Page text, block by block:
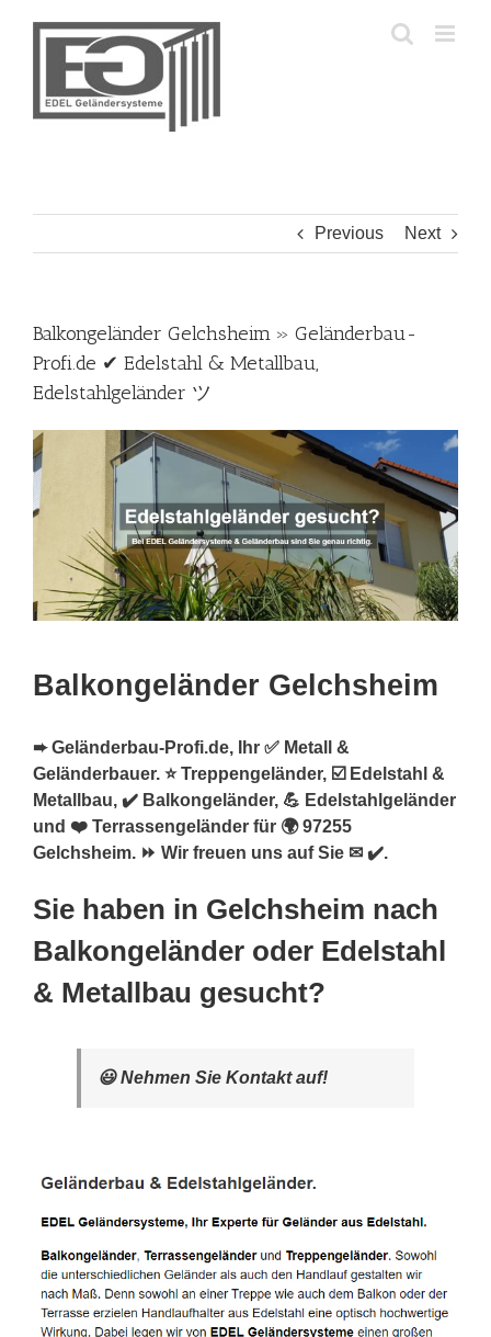
Previous Next
Balkongeländer Gelchsheim » Geländerbau-
Profi.de ✔ Edelstahl & Metallbau,
Edelstahlgeländer ツ
Balkongeländer Gelchsheim
➨ Geländerbau-Profi.de, Ihr ✅ Metall &
Geländerbauer. ⭐ Treppengeländer, ☑️ Edelstahl &
Metallbau, ✔️ Balkongeländer, 💪 Edelstahlgeländer
und ❤️ Terrassengeländer für 🌍 97255
Gelchsheim. ⏩ Wir freuen uns auf Sie ✉ ✔️.
Sie haben in Gelchsheim nach
Balkongeländer oder Edelstahl
& Metallbau gesucht?
😃 Nehmen Sie Kontakt auf!